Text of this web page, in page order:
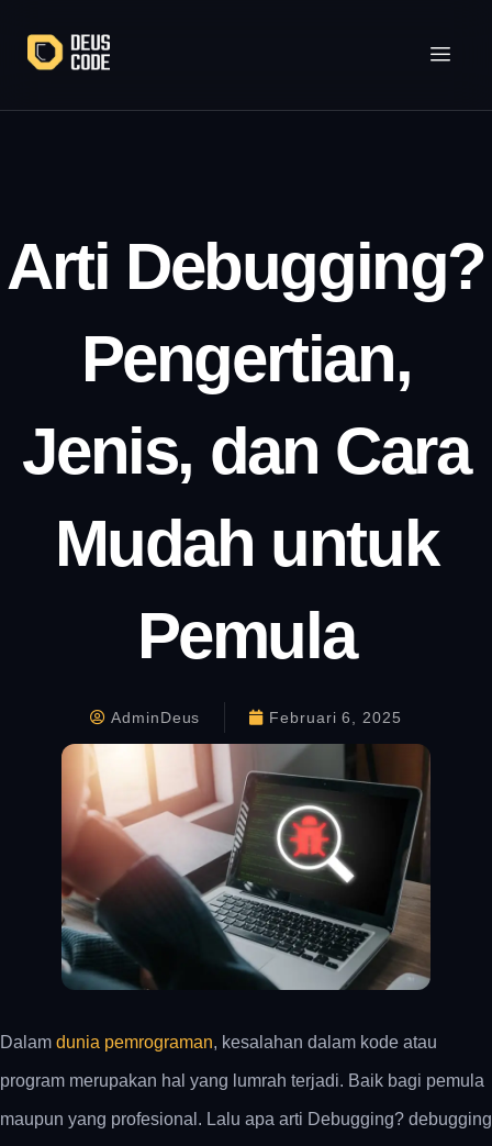
konten
Arti Debugging?
Pengertian,
Jenis, dan Cara
Mudah untuk
Pemula
AdminDeus Februari 6, 2025
Dalam dunia pemrograman, kesalahan dalam kode atau
program merupakan hal yang lumrah terjadi. Baik bagi pemula
maupun yang profesional. Lalu apa arti Debugging? debugging